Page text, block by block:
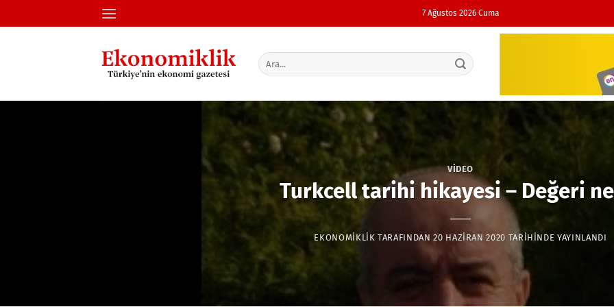
atla
7 Ağustos 2026 Cuma
VIDEO
Turkcell tarihi hikayesi – Değeri
EKONOMIKLIK TARAFINDAN 20 HAZIRAN 2020 TARIHINDE YAYINLANDI